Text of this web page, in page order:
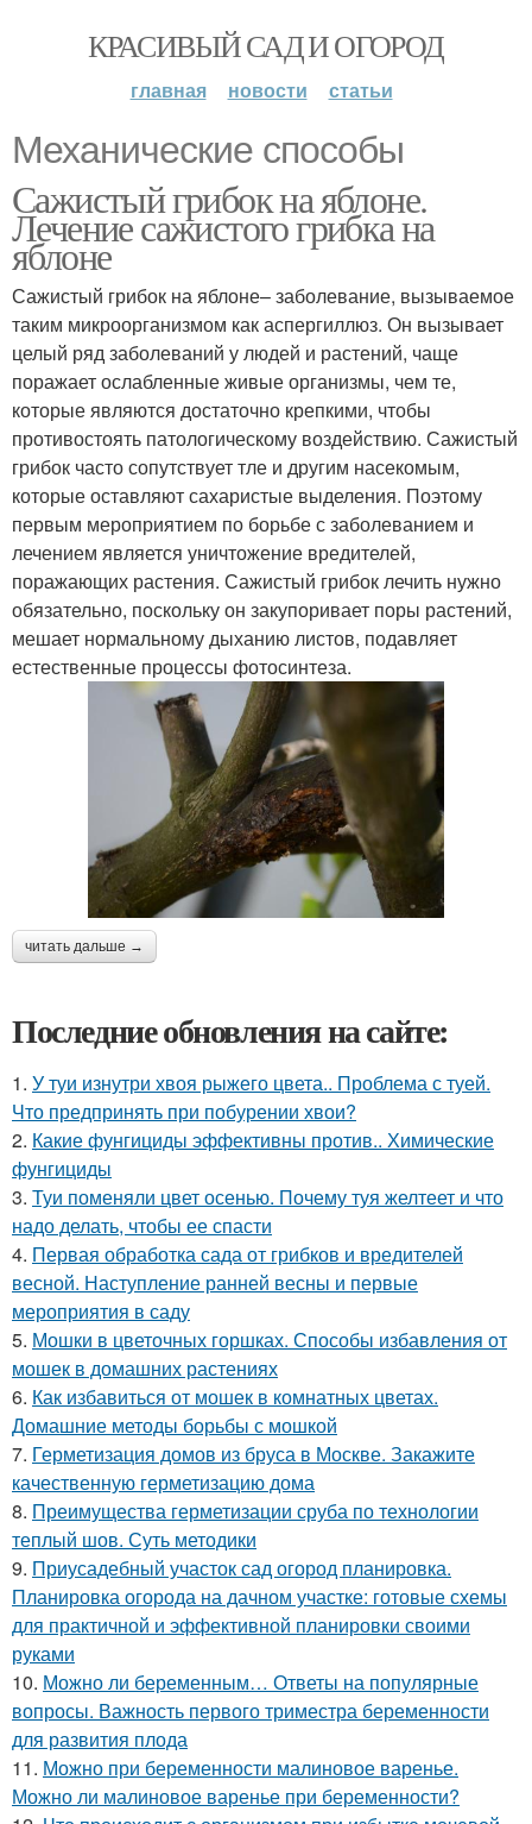
КРАСИВЫЙ САД И ОГОРОД
главная новости статьи
Механические способы
Сажистый грибок на яблоне.
Лечение сажистого грибка на
яблоне
Сажистый грибок на яблоне– заболевание, вызываемое
таким микроорганизмом как аспергиллюз. Он вызывает
целый ряд заболеваний у людей и растений, чаще
поражает ослабленные живые организмы, чем те,
которые являются достаточно крепкими, чтобы
противостоять патологическому воздействию. Сажистый
грибок часто сопутствует тле и другим насекомым,
которые оставляют сахаристые выделения. Поэтому
первым мероприятием по борьбе с заболеванием и
лечением является уничтожение вредителей,
поражающих растения. Сажистый грибок лечить нужно
обязательно, поскольку он закупоривает поры растений,
мешает нормальному дыханию листов, подавляет
естественные процессы фотосинтеза.
читать дальше →
Последние обновления на сайте:
1. У туи изнутри хвоя рыжего цвета.. Проблема с туей.
Что предпринять при побурении хвои?
2. Какие фунгициды эффективны против.. Химические
фунгициды
3. Туи поменяли цвет осенью. Почему туя желтеет и что
надо делать, чтобы ее спасти
4. Первая обработка сада от грибков и вредителей
весной. Наступление ранней весны и первые
мероприятия в саду
5. Мошки в цветочных горшках. Способы избавления от
мошек в домашних растениях
6. Как избавиться от мошек в комнатных цветах.
Домашние методы борьбы с мошкой
7. Герметизация домов из бруса в Москве. Закажите
качественную герметизацию дома
8. Преимущества герметизации сруба по технологии
теплый шов. Суть методики
9. Приусадебный участок сад огород планировка.
Планировка огорода на дачном участке: готовые схемы
для практичной и эффективной планировки своими
руками
10. Можно ли беременным… Ответы на популярные
вопросы. Важность первого триместра беременности
для развития плода
11. Можно при беременности малиновое варенье.
Можно ли малиновое варенье при беременности?